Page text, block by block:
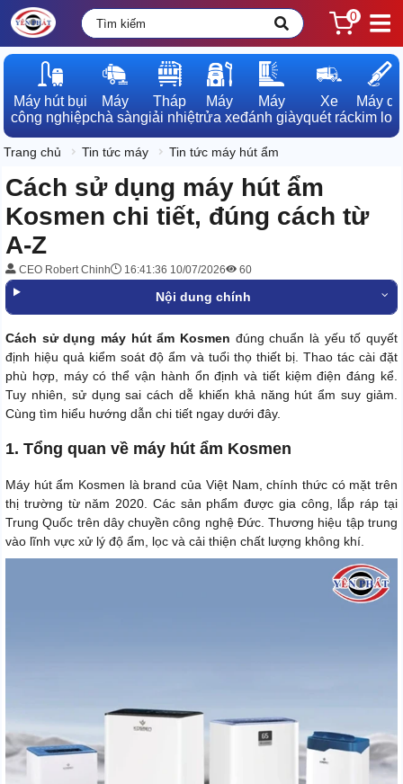
0
Máy hút bụi
công nghiệp
Máy
chà sàn
Tháp
giải nhiệt
Máy
rửa xe
Máy
đánh giày
Xe
quét rác
Máy dò
kim loại
Trang chủ Tin tức máy Tin tức máy hút ẩm
Cách sử dụng máy hút ẩm
Kosmen chi tiết, đúng cách từ
A-Z
CEO Robert Chinh 16:41:36 10/07/2026 60
Nội dung chính
Cách sử dụng máy hút ẩm Kosmen đúng chuẩn là yếu tố quyết
định hiệu quả kiểm soát độ ẩm và tuổi thọ thiết bị. Thao tác cài đặt
phù hợp, máy có thể vận hành ổn định và tiết kiệm điện đáng kể.
Tuy nhiên, sử dụng sai cách dễ khiến khả năng hút ẩm suy giảm.
Cùng tìm hiểu hướng dẫn chi tiết ngay dưới đây.
1. Tổng quan về máy hút ẩm Kosmen
Máy hút ẩm Kosmen là brand của Việt Nam, chính thức có mặt trên
thị trường từ năm 2020. Các sản phẩm được gia công, lắp ráp tại
Trung Quốc trên dây chuyền công nghệ Đức. Thương hiệu tập trung
vào lĩnh vực xử lý độ ẩm, lọc và cải thiện chất lượng không khí.